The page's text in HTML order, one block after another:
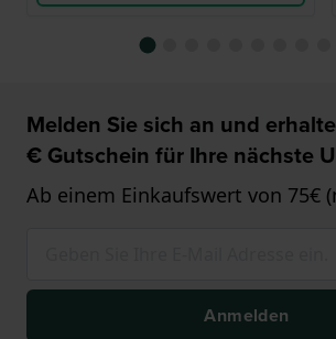
Melden Sie sich an und
€ Gutschein für Ihre nächste
Ab einem Einkaufswert von 75€
Anmelden